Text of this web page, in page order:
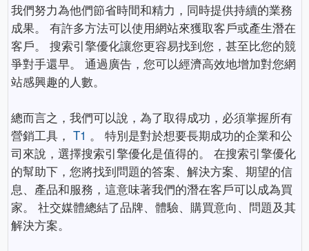
我們努力為他們節省時間和精力，同時提供持續的業務
成果。 有許多方法可以使用網站來獲取客戶或產生潛在
客戶。 搜索引擎優化讓您更容易找到您，甚至比您的競
爭對手還早。 通過廣告，您可以經濟高效地增加對您網
站感興趣的人數。
總而言之，我們可以說，為了取得成功，必須掌握所有
營銷工具， T1 。 特別是對於想要長期成功的企業和公
司來說，選擇搜索引擎優化是值得的。 在搜索引擎優化
的幫助下，您將找到問題的答案、解決方案、期望的信
息、產品和服務，這意味著我們的潛在客戶可以成為買
家。 社交媒體總結了品牌、體驗、購買意向、問題及其
解決方案。